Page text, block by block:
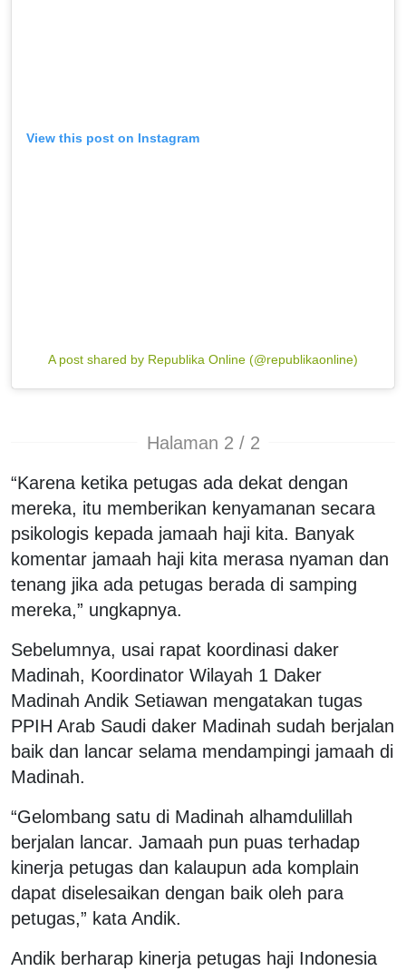
View this post on Instagram
A post shared by Republika Online (@republikaonline)
Halaman 2 / 2
“Karena ketika petugas ada dekat dengan
mereka, itu memberikan kenyamanan secara
psikologis kepada jamaah haji kita. Banyak
komentar jamaah haji kita merasa nyaman dan
tenang jika ada petugas berada di samping
mereka,” ungkapnya.
Sebelumnya, usai rapat koordinasi daker
Madinah, Koordinator Wilayah 1 Daker
Madinah Andik Setiawan mengatakan tugas
PPIH Arab Saudi daker Madinah sudah berjalan
baik dan lancar selama mendampingi jamaah di
Madinah.
“Gelombang satu di Madinah alhamdulillah
berjalan lancar. Jamaah pun puas terhadap
kinerja petugas dan kalaupun ada komplain
dapat diselesaikan dengan baik oleh para
petugas,” kata Andik.
Andik berharap kinerja petugas haji Indonesia